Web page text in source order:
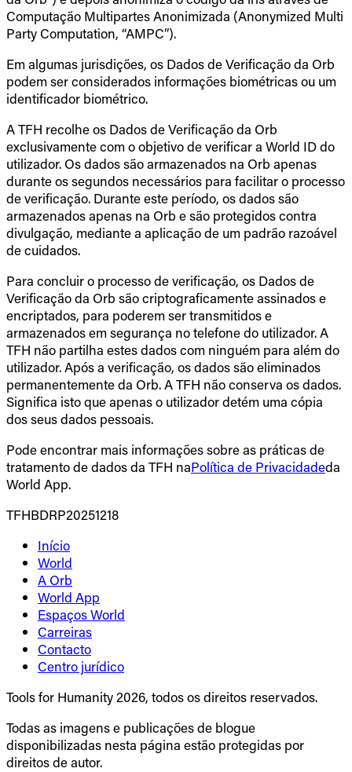
Computação Multipartes Anonimizada (Anonymized Multi
Party Computation, “AMPC”).
Em algumas jurisdições, os Dados de Verificação da Orb
podem ser considerados informações biométricas ou um
identificador biométrico.
A TFH recolhe os Dados de Verificação da Orb
exclusivamente com o objetivo de verificar a World ID do
utilizador. Os dados são armazenados na Orb apenas
durante os segundos necessários para facilitar o processo
de verificação. Durante este período, os dados são
armazenados apenas na Orb e são protegidos contra
divulgação, mediante a aplicação de um padrão razoável
de cuidados.
Para concluir o processo de verificação, os Dados de
Verificação da Orb são criptograficamente assinados e
encriptados, para poderem ser transmitidos e
armazenados em segurança no telefone do utilizador. A
TFH não partilha estes dados com ninguém para além do
utilizador. Após a verificação, os dados são eliminados
permanentemente da Orb. A TFH não conserva os dados.
Significa isto que apenas o utilizador detém uma cópia
dos seus dados pessoais.
Pode encontrar mais informações sobre as práticas de
tratamento de dados da TFH naPolítica de Privacidadeda
World App.
TFHBDRP20251218
Início
World
A Orb
World App
Espaços World
Carreiras
Contacto
Centro jurídico
Tools for Humanity 2026, todos os direitos reservados.
Todas as imagens e publicações de blogue
disponibilizadas nesta página estão protegidas por
direitos de autor.